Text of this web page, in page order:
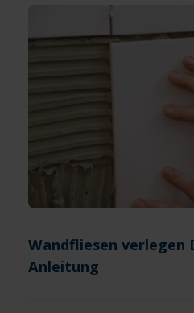
Wandfliesen verlegen
Anleitung